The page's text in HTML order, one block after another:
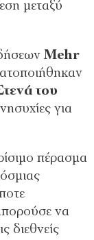
μεταξύ
Mehr
του
για
πέρασμα
να
διεθνείς